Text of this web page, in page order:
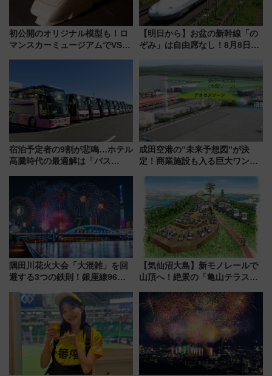
初公開のオリジナル模型も！ロ
マンスカーミュージアムでVSE
【明日から】お盆の新幹線「の
ぞみ」は自由席なし！8月8日午
せば空きが見つかることも 混
雑避ける「空席」探しのコツ
宿泊予定者の9割が悲鳴…ホテル
高騰時代の最適解は「バス
した、推し活遠征や観光時のリ
アルな懐事情
成田空港の”未来予想図”が決
定！商業施設も入る巨大ワンタ
で新型特急が品川･羽田とを結
ぶ！ JR空港駅は2面3線化！
隅田川花火大会「大混雑」を回
避する3つの鉄則！銀座線96本
ツリー駅の規制まとめ 7/25開催
（2026年）
【気仙沼大島】新モノレールで
山頂へ！絶景の「亀山テラス
暇村のお得な日帰りプランも登